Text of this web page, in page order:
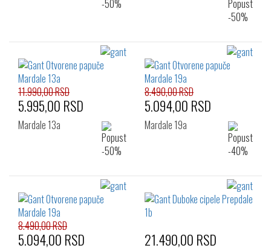
11.990,00 RSD
5.995,00 RSD
Mardale 13a
8.490,00 RSD
5.094,00 RSD
Mardale 19a
8.490,00 RSD
5.094,00 RSD 21.490,00 RSD